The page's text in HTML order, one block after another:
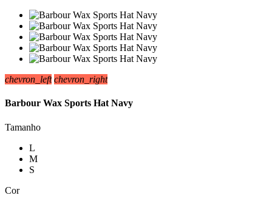
chevron_left chevron_right
Barbour Wax Sports Hat Navy
Tamanho
L
M
S
Cor